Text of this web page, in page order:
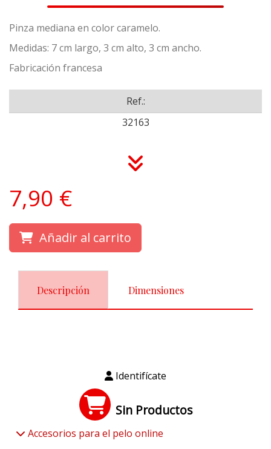
Pinza mediana en color caramelo.
Medidas: 7 cm largo, 3 cm alto, 3 cm ancho.
Fabricación francesa
Ref.:
32163
7,90 €
Añadir al carrito
Descripción Dimensiones
Identifícate
Sin Productos
Accesorios para el pelo online